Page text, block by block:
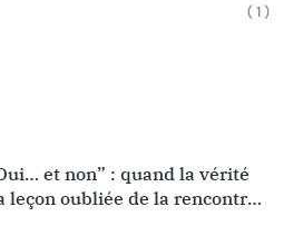
( 1 )
et non” : quand la vérité
leçon oubliée de la rencontre